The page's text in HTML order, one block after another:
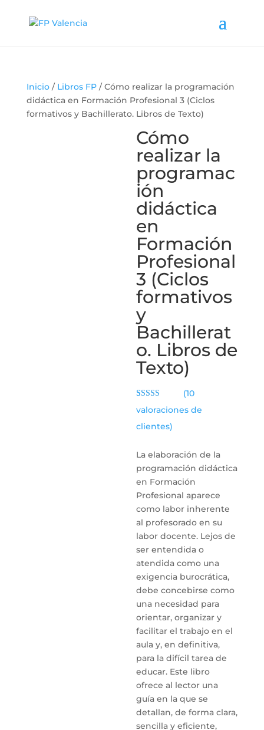
Inicio/ Libros FP/ Cómo realizar la programación
didáctica en Formación Profesional 3 (Ciclos
formativos y Bachillerato. Libros de Texto)
Cómo
realizar la
programac
ión
didáctica
en
Formación
Profesional
3 (Ciclos
formativos
y
Bachillerat
o. Libros de
Texto)
Valorado con
5.00de 5 en
base a
valoraciones
(10
valoraciones de
clientes)
La elaboración de la
programación didáctica
en Formación
Profesional aparece
como labor inherente
al profesorado en su
labor docente. Lejos de
ser entendida o
atendida como una
exigencia burocrática,
debe concebirse como
una necesidad para
orientar, organizar y
facilitar el trabajo en el
aula y, en definitiva,
para la difícil tarea de
educar. Este libro
ofrece al lector una
guía en la que se
detallan, de forma clara,
sencilla y eficiente,